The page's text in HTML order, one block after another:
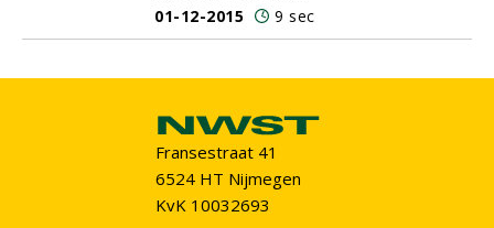
01-12-2015
9 sec
Fransestraat 41
6524 HT Nijmegen
KvK 10032693